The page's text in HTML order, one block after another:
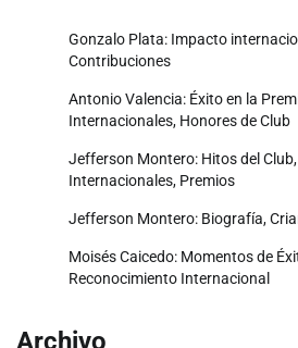
Gonzalo Plata: Impacto
Contribuciones
Antonio Valencia: Éxito en la
Internacionales, Honores de Club
Jefferson Montero: Hitos del
Internacionales, Premios
Jefferson Montero: Biografía,
Moisés Caicedo: Momentos de
Reconocimiento Internacional
Archivo